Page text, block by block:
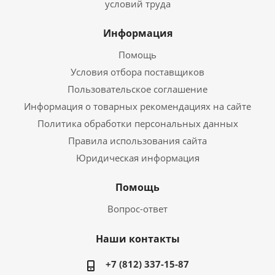
условий труда
Информация
Помощь
Условия отбора поставщиков
Пользовательское соглашение
Информация о товарных рекомендациях на сайте
Политика обработки персональных данных
Правила использования сайта
Юридическая информация
Помощь
Вопрос-ответ
Наши контакты
+7 (812) 337-15-87